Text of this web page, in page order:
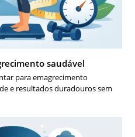
saudável
para emagrecimento
e resultados duradouros sem